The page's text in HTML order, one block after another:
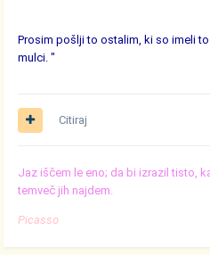
Prosim pošlji to ostalim, ki so imeli
mulci. "
Citiraj
Jaz iščem le eno; da bi izrazil tisto,
temveč jih najdem.
Picasso